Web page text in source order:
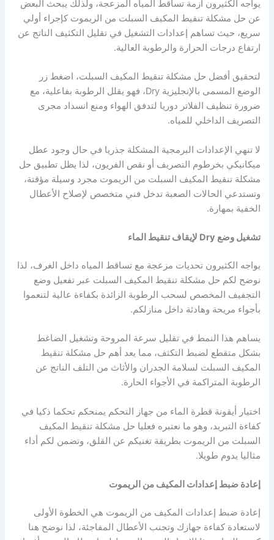
يواجه الكثيرون أزمة تساقط المياه المزعجة، ولذلك يبحث البعض
عن حل مشكلة تنقيط المكيف السبلت من الريموت كإجراء أولي
سريع، حيث تساهم إعدادات التشغيل في تقليل التكثيف الناتج عن
ارتفاع درجات الحرارة والرطوبة العالية.
لتحقيق أفضل حل مشكلة تنقيط المكيف السبلت، اضغط زر
الوضع المسمى بالإنجليزية Dry، فهو يقلل الرطوبة بفاعلية، مع
ضرورة تنظيف الفلاتر دوريا لتدفق الهواء ومنع انسداد مجرى
التصريف الداخلي للمياه.
لا تنهي الإعدادات البرمجية المشكلة جذريا في حال وجود عطل
ميكانيكي بخرطوم التصريف أو نقص الفريون، لذا يظل تطبيق حل
مشكلة تنقيط المكيف السبلت من الريموت مجرد وسيلة مؤقتة،
وتستدعي الحالات الصعبة تدخل فني متخصص لإصلاح الأعطال
الخفية بمهارة.
تشغيل وضع Dry لإيقاف تنقيط الماء
يواجه الكثيرون تحديات مزعجة مع تساقط المياه داخل الغرف، لذا
نوضح لكم حل مشكلة تنقيط المكيف السبلت عبر تفعيل وضع
التجفيف المخصص لسحب الرطوبة الزائدة بكفاءة عالية لتنعموا
بأجواء مريحة وهادئة داخل منازلكم.
يساهم هذا النمط في تقليل سرعة المروحة وتشغيل الضاغط
بشكل متقطع لضبط التكثف، مما يعد أهم حل مشكلة تنقيط
المكيف السبلت لسلامة الجدران والأثاث من التلف الناتج عن
الرطوبة المتراكمة في الأجواء الحارة.
اختيار أيقونة قطرة الماء من جهاز التحكم يمنحكم تحكما ذكيا في
كفاءة التبريد، وهو ما نعتبره فعليا حل مشكلة تنقيط المكيف
السبلت من الريموت بطريقة تغنيكم عن القلق، وتضمن لكم أداء
مثاليا يدوم طويلا.
إعادة ضبط إعدادات المكيف من الريموت
إعادة ضبط إعدادات المكيف من الريموت هي الخطوة الأولى
لاستعادة كفاءة جهازك وتجنب الأعطال المفاجئة، لذا نوضح هنا